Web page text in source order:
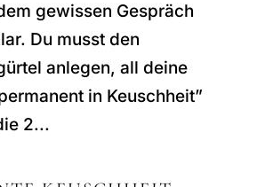
gewissen Gespräch
Du musst den
anlegen, all deine
in Keuschheit”
2...